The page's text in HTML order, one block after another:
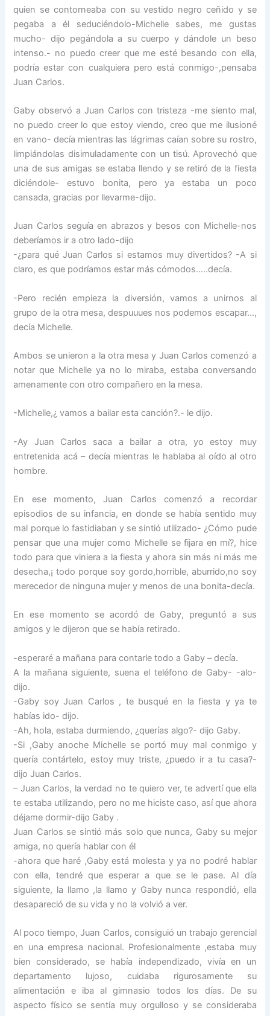
quien se contorneaba con su vestido negro ceñido y se
pegaba a él seduciéndolo-Michelle sabes, me gustas
mucho- dijo pegándola a su cuerpo y dándole un beso
intenso.- no puedo creer que me esté besando con ella,
podría estar con cualquiera pero está conmigo-,pensaba
Juan Carlos.
Gaby observó a Juan Carlos con tristeza -me siento mal,
no puedo creer lo que estoy viendo, creo que me ilusioné
en vano- decía mientras las lágrimas caían sobre su rostro,
limpiándolas disimuladamente con un tisú. Aprovechó que
una de sus amigas se estaba llendo y se retiró de la fiesta
diciéndole- estuvo bonita, pero ya estaba un poco
cansada, gracias por llevarme-dijo.
Juan Carlos seguía en abrazos y besos con Michelle-nos
deberíamos ir a otro lado-dijo
-¿para qué Juan Carlos si estamos muy divertidos? -A si
claro, es que podríamos estar más cómodos…..decía.
-Pero recién empieza la diversión, vamos a unirnos al
grupo de la otra mesa, despuuues nos podemos escapar…,
decía Michelle.
Ambos se unieron a la otra mesa y Juan Carlos comenzó a
notar que Michelle ya no lo miraba, estaba conversando
amenamente con otro compañero en la mesa.
-Michelle,¿ vamos a bailar esta canción?.- le dijo.
-Ay Juan Carlos saca a bailar a otra, yo estoy muy
entretenida acá – decía mientras le hablaba al oído al otro
hombre.
En ese momento, Juan Carlos comenzó a recordar
episodios de su infancia, en donde se había sentido muy
mal porque lo fastidiaban y se sintió utilizado- ¿Cómo pude
pensar que una mujer como Michelle se fijara en mí?, hice
todo para que viniera a la fiesta y ahora sin más ni más me
desecha,¡ todo porque soy gordo,horrible, aburrido,no soy
merecedor de ninguna mujer y menos de una bonita-decía.
En ese momento se acordó de Gaby, preguntó a sus
amigos y le dijeron que se había retirado.
-esperaré a mañana para contarle todo a Gaby – decía.
A la mañana siguiente, suena el teléfono de Gaby- -alo-
dijo.
-Gaby soy Juan Carlos , te busqué en la fiesta y ya te
habías ido- dijo.
-Ah, hola, estaba durmiendo, ¿querías algo?- dijo Gaby.
-Si ,Gaby anoche Michelle se portó muy mal conmigo y
quería contártelo, estoy muy triste, ¿puedo ir a tu casa?-
dijo Juan Carlos.
– Juan Carlos, la verdad no te quiero ver, te advertí que ella
te estaba utilizando, pero no me hiciste caso, así que ahora
déjame dormir-dijo Gaby .
Juan Carlos se sintió más solo que nunca, Gaby su mejor
amiga, no quería hablar con él
-ahora que haré ,Gaby está molesta y ya no podré hablar
con ella, tendré que esperar a que se le pase. Al día
siguiente, la llamo ,la llamo y Gaby nunca respondió, ella
desapareció de su vida y no la volvió a ver.
Al poco tiempo, Juan Carlos, consiguió un trabajo gerencial
en una empresa nacional. Profesionalmente ,estaba muy
bien considerado, se había independizado, vivía en un
departamento lujoso, cuidaba rigurosamente su
alimentación e iba al gimnasio todos los días. De su
aspecto físico se sentía muy orgulloso y se consideraba